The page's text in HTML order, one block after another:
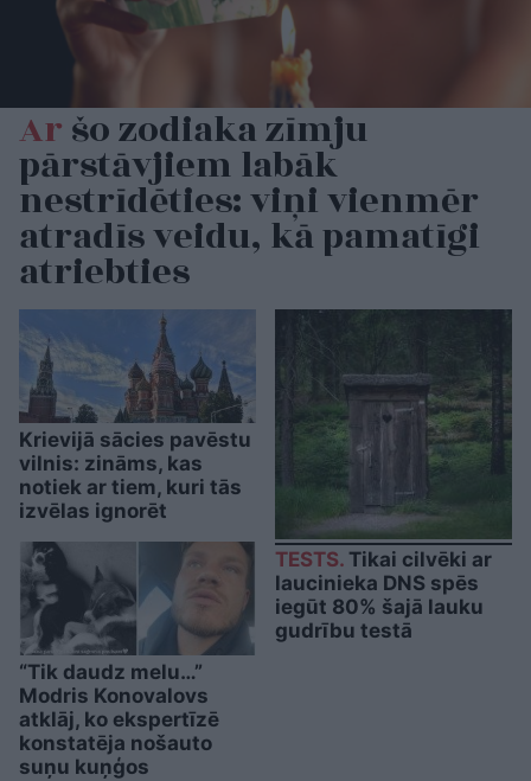
Aršo zodiaka zīmju
pārstāvjiem labāk
nestrīdēties: viņi vienmēr
atradīs veidu, kā pamatīgi
atriebties
Krievijā sācies pavēstu
vilnis: zināms, kas
notiek ar tiem, kuri tās
izvēlas ignorēt
“Tik daudz melu…”
Modris Konovalovs
atklāj, ko ekspertīzē
konstatēja nošauto
suņu kuņģos
TESTS. Tikai cilvēki ar
laucinieka DNS spēs
iegūt 80% šajā lauku
gudrību testā